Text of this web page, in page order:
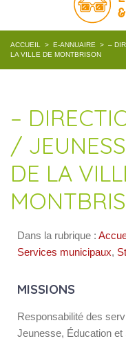
ACCUEIL > E-ANNUAIRE > –
LA VILLE DE MONTBRISON
–
/
DE LA
Dans la rubrique :
Services municipaux,
MISSIONS
Responsabilité des
Jeunesse, Éducation et